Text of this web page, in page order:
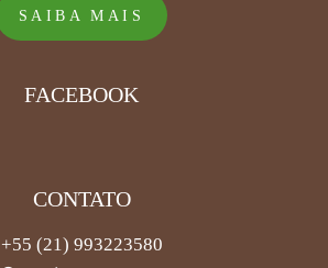
SAIBA MAIS
FACEBOOK
CONTATO
+55 (21) 993223580